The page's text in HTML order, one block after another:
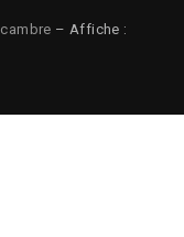
– Affiche :